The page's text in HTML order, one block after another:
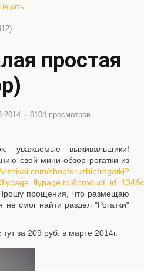
Печать
простая
6104 просмотров
уважаемые выживальщики!
свой мини-обзор рогатки из
shop/oruzhie/rogatki?
прощения, что размещаю
не смог найти раздел "Рогатки"
за 209 руб. в марте 2014г.